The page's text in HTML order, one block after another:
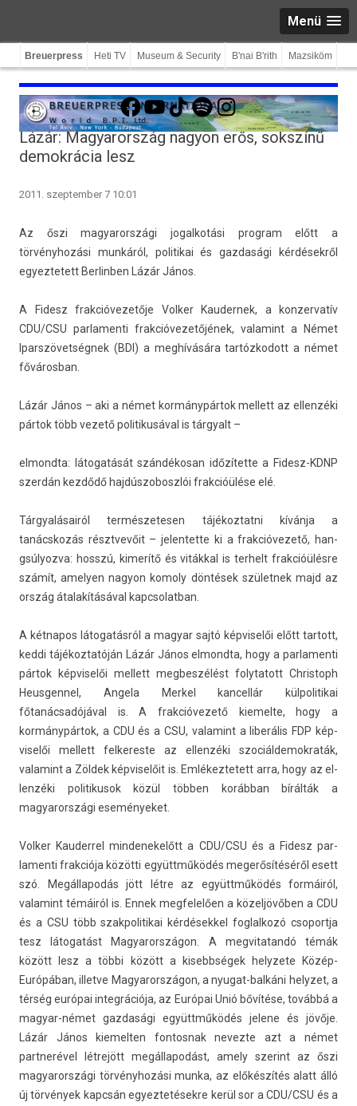
Menü
Breuerpress Heti TV Museum & Security B'nai B'rith Mazsiköm
Facebook
YouTube
TikTokSpotifyInstagram
Lázár: Magyarország nagyon erős, sokszínű
demokrácia lesz
2011. szeptember 7 10:01
Az őszi magyarországi jogal­kotási pro­gram előtt a
törvényhozási munkáról, politikai és gaz­dasági kérdésekről
egyez­tetett Be­rlinb­en Lázár János.
A Fidesz frak­cióvezetője Volk­er Kauder­nek, a kon­zervatív
CDU/CSU par­lamen­ti frak­cióvezetőjének, valamint a Német
Iparszövet­ségnek (BDI) a meghívására tar­tózkodott a német
főváros­ban.
Lázár János – aki a német kormánypártok mel­lett az el­lenzéki
pártok több vezető politikusáv­al is tár­gyalt –
el­mondta: látogatását szándékosan időzítette a Fidesz-KDNP
szerdán kezdődő haj­dúszoboszlói frak­cióülése elé.
Tárgyalásairól ter­mészetes­en tájékoz­tatni kívánja a
tanácskozás résztvevőit – jelen­tette ki a frak­cióvezető, han­
gsúlyoz­va: hosszú, kimerítő és vitákkal is ter­helt frak­cióülés­re
számít, amely­en nagyon komo­ly döntések szület­nek majd az
ország átalakításával kapcsolat­ban.
A két­napos látogatásról a magyar sajtó kép­viselői előtt tar­tott,
keddi tájékoz­tatóján Lázár János el­mondta, hogy a par­lamen­ti
pártok kép­viselői mel­lett meg­beszélést folytatott Chris­toph
Heus­gennel, An­gela Mer­kel kan­cellár kül­politikai
főtanácsadójával is. A frak­cióvezető kiemel­te, hogy a
kormánypártok, a CDU és a CSU, valamint a liberális FDP kép­
viselői mel­lett fel­keres­te az el­lenzéki szociál­demok­raták,
valamint a Zöldek kép­viselőit is. Em­lékez­tetett arra, hogy az el­
lenzéki politikusok közül többen korábban bírálták a
magyarországi eseményeket.
Volk­er Kauder­rel min­denekelőtt a CDU/CSU és a Fidesz par­
lamen­ti frak­ciója közötti együttműködés megerősítéséről esett
szó. Megál­lapodás jött létre az együttműködés formáiról,
valamint témáiról is. Ennek meg­felelő­en a közeljövőben a CDU
és a CSU több szak­politikai kér­dések­kel fog­lalkozó csoportja
tesz látogatást Magyarországon. A meg­vitatandó témák
között lesz a többi között a kisebbségek helyzete Közép-
Európában, il­let­ve Magyarországon, a nyugat-balkáni helyzet, a
térség európai in­teg­rációja, az Európai Unió bővítése, továbbá a
magyar-német gaz­dasági együttműködés jelene és jövője.
Lázár János kiemelt­en fon­tosnak nevez­te azt a német
partnerével létrejött megál­lapodást, amely szerint az őszi
magyarországi törvényhozási munka, az előkészítés alatt álló
új törvények kapcsán egyez­tetések­re kerül sor a CDU/CSU és a